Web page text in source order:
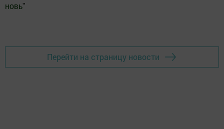
новь"
Перейти на страницу новости